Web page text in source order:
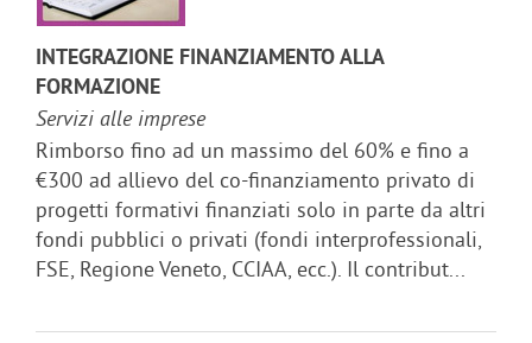
INTEGRAZIONE FINANZIAMENTO ALLA
FORMAZIONE
Servizi alle imprese
Rimborso fino ad un massimo del 60% e fino a
€300 ad allievo del co-finanziamento privato di
progetti formativi finanziati solo in parte da altri
fondi pubblici o privati (fondi interprofessionali,
FSE, Regione Veneto, CCIAA, ecc.). Il contribut...